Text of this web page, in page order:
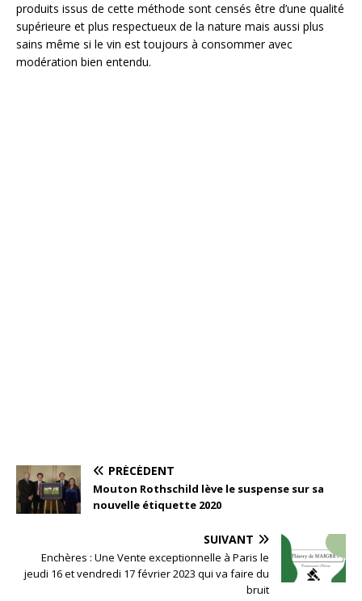
produits issus de cette méthode sont censés être d’une qualité
supérieure et plus respectueux de la nature mais aussi plus
sains même si le vin est toujours à consommer avec
modération bien entendu.
PRÉCÉDENT
Mouton Rothschild lève le suspense sur sa
nouvelle étiquette 2020
SUIVANT
Enchères : Une Vente exceptionnelle à Paris le
jeudi 16 et vendredi 17 février 2023 qui va faire du
bruit